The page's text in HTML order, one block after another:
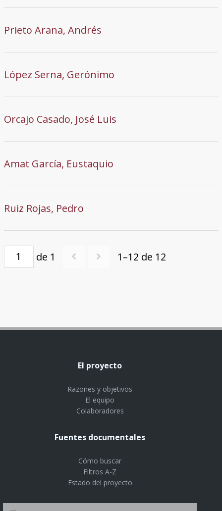
Prieto Arana, Andrés
López Serna, Gerónimo
Orcajo Casado, José Luis
Amat García, Eustaquio
Ruiz Rojas, Pedro
de 1 1–12 de 12
El proyecto
Razones y objetivos
El equipo
Colaboradores
Fuentes documentales
Cómo buscar
Filtros A-Z
Estado del proyecto